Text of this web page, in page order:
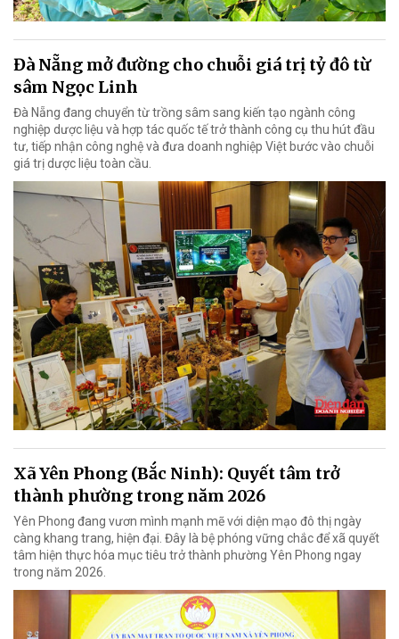
Đà Nẵng mở đường cho chuỗi giá trị tỷ đô từ
sâm Ngọc Linh
Đà Nẵng đang chuyển từ trồng sâm sang kiến tạo ngành công
nghiệp dược liệu và hợp tác quốc tế trở thành công cụ thu hút đầu
tư, tiếp nhận công nghệ và đưa doanh nghiệp Việt bước vào chuỗi
giá trị dược liệu toàn cầu.
Xã Yên Phong (Bắc Ninh): Quyết tâm trở
thành phường trong năm 2026
Yên Phong đang vươn mình mạnh mẽ với diện mạo đô thị ngày
càng khang trang, hiện đại. Đây là bệ phóng vững chắc để xã quyết
tâm hiện thực hóa mục tiêu trở thành phường Yên Phong ngay
trong năm 2026.